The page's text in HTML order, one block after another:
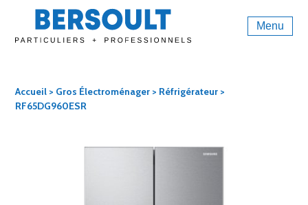
Menu
Accueil > Gros Électroménager > Réfrigérateur >
RF65DG960ESR